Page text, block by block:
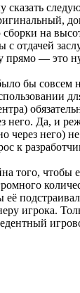
сказать
на
с отдачей
прямо — это
бы совсем
него. Да, и
через него)
к
того, чтобы
её
игрока.